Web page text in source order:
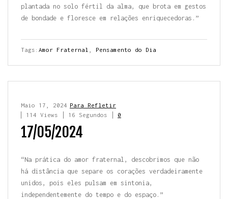
plantada no solo fértil da alma, que brota em gestos
de bondade e floresce em relações enriquecedoras.”
Tags: Amor Fraternal Pensamento do Dia
Para Refletir
Maio 17, 2024
114 Views
16 Segundos 0
17/05/2024
“Na prática do amor fraternal, descobrimos que não
há distância que separe os corações verdadeiramente
unidos, pois eles pulsam em sintonia,
independentemente do tempo e do espaço.”